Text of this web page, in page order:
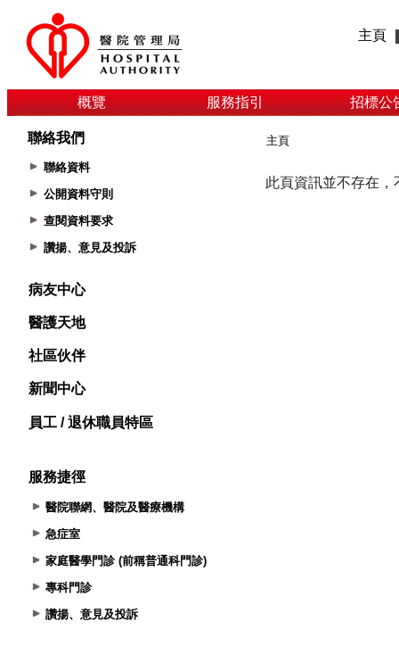
主頁
概覽 服務指引 招標公
聯絡我們
聯絡資料
公開資料守則
查閱資料要求
讚揚、意見及投訴
病友中心
醫護天地
社區伙伴
新聞中心
員工 / 退休職員特區
服務捷徑
醫院聯網、醫院及醫療機構
急症室
家庭醫學門診 (前稱普通科門診)
專科門診
讚揚、意見及投訴
主頁